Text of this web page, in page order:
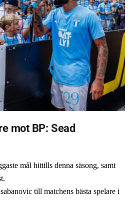
mot BP: Sead
mål hittills denna säsong, samt
till matchens bästa spelare i